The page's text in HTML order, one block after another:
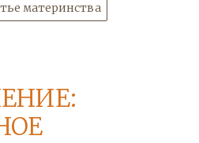
материнства